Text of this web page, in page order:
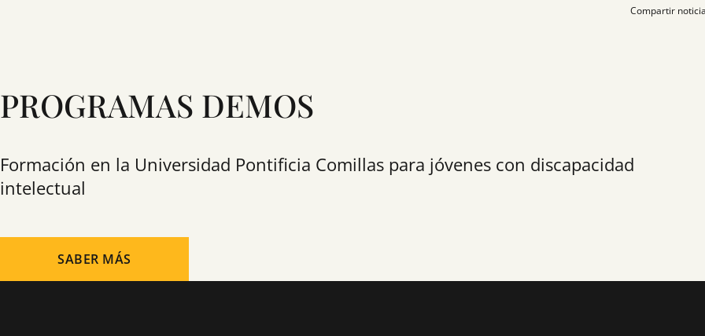
Compartir
PROGRAMAS DEMOS
Formación en la Universidad Pontificia Comillas para jóvenes con discapacidad
intelectual
SABER MÁS